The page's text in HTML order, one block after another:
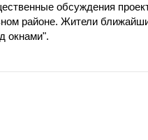
обсуждения
районе. Жители
окнами".